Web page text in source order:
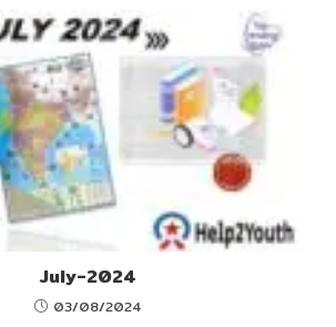
July-2024
03/08/2024